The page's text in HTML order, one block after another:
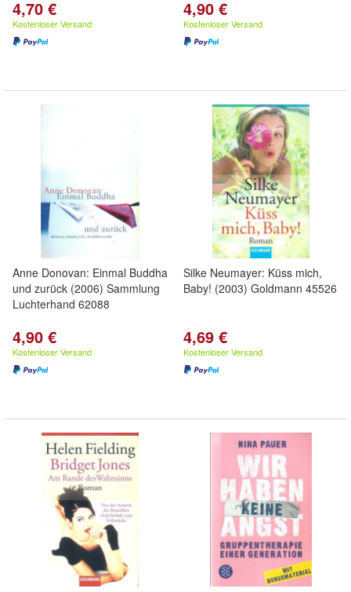
4,70 €
Kostenloser Versand
4,90 €
Kostenloser Versand
Anne Donovan: Einmal Buddha
und zurück (2006) Sammlung
Luchterhand 62088
4,90 €
Kostenloser Versand
Silke Neumayer: Küss mich,
Baby! (2003) Goldmann 45526
4,69 €
Kostenloser Versand